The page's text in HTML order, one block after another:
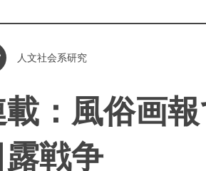
人文社会系研究
：風俗画
露戦争